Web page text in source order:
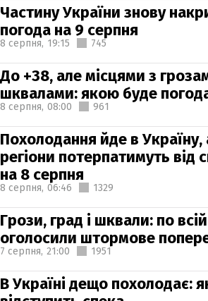
Частину України знову
погода на 9 серпня
8 серпня, 19:15 745
До +38, але місцями з
шквалами: якою буде
8 серпня, 08:00 961
Похолодання йде в Україну,
регіони потерпатимуть від
на 8 серпня
8 серпня, 06:46 1329
Грози, град і шквали: по всій
оголосили штормове
7 серпня, 21:00 1951
В Україні дещо похолодає: